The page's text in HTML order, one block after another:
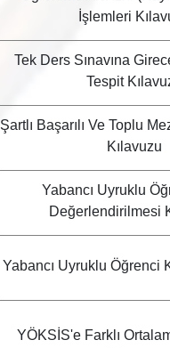
İşlemleri
Tek Ders Sınavına
Tespit
Şartlı Başarılı Ve Toplu
Kılavuzu
Yabancı Uyruklu
Değerlendirilmesi
Yabancı Uyruklu Öğrenci
YÖKSİS'e Farklı